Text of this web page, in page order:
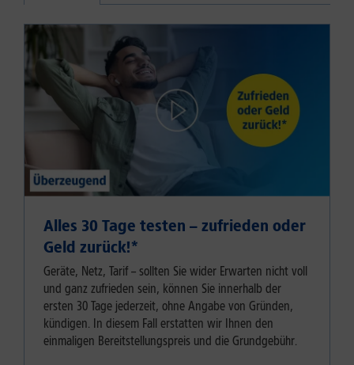
Alles 30 Tage testen – zufrieden oder
Geld zurück!⁠*
Geräte, Netz, Tarif – sollten Sie wider Erwarten nicht voll
und ganz zufrieden sein, können Sie innerhalb der
ersten 30 Tage jederzeit, ohne Angabe von Gründen,
kündigen. In diesem Fall erstatten wir Ihnen den
einmaligen Bereitstellungspreis und die Grundgebühr.